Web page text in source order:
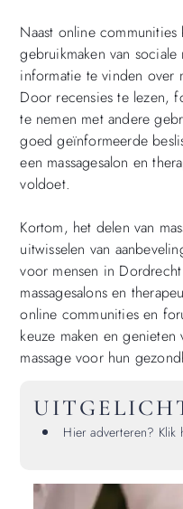
Naast online
gebruikmaken van
informatie te vinden over
Door recensies te lezen,
te nemen met andere
goed geïnformeerde
een massagesalon en
voldoet.
Kortom, het delen van
uitwisselen van
voor mensen in
massagesalons en
online communities en
keuze maken en
massage voor hun
Hier adverteren? Klik